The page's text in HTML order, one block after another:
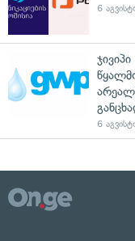
6
6